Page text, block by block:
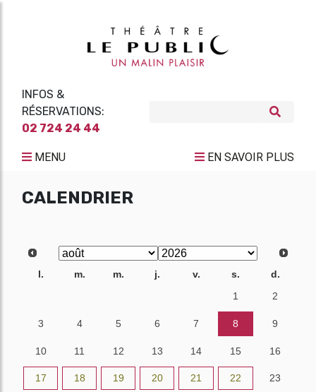
INFOS &
RÉSERVATIONS:
02 724 24 44
MENU EN SAVOIR PLUS
CALENDRIER
l. m. m. j. v. s.
d.
1 2
3 4 5 6 7 8 9
10 11 12 13 14 15 16
17 18 19 20 21 22 23